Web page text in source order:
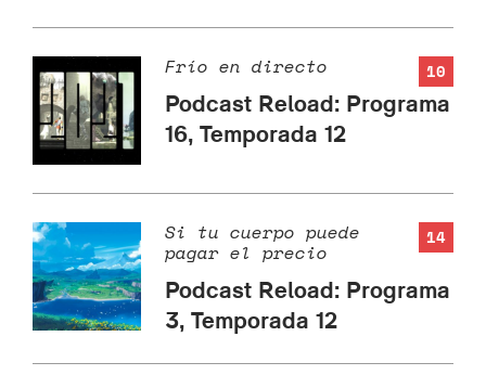
10
Frío en directo
Podcast Reload: Programa
16, Temporada 12
14
Si tu cuerpo puede
pagar el precio
Podcast Reload: Programa
3, Temporada 12